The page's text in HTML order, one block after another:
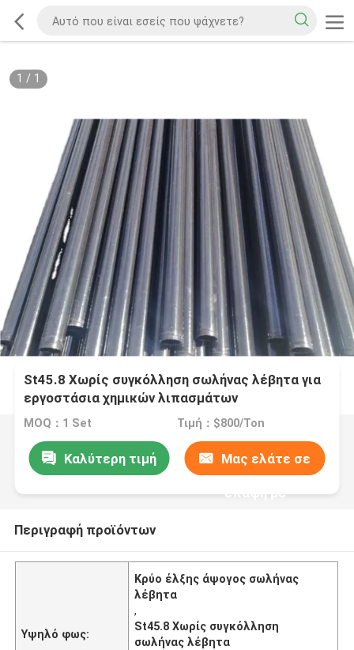
1 / 1
St45.8 Χωρίς συγκόλληση σωλήνας λέβητα για
εργοστάσια χημικών λιπασμάτων
MOQ：1 Set Τιμή：$800/Ton
Καλύτερη τιμή Μας ελάτε σε
επαφή με
Περιγραφή προϊόντων
Υψηλό φως:
Κρύο έλξης άψογος σωλήνας
λέβητα
,
St45.8 Χωρίς συγκόλληση
σωλήνας λέβητα